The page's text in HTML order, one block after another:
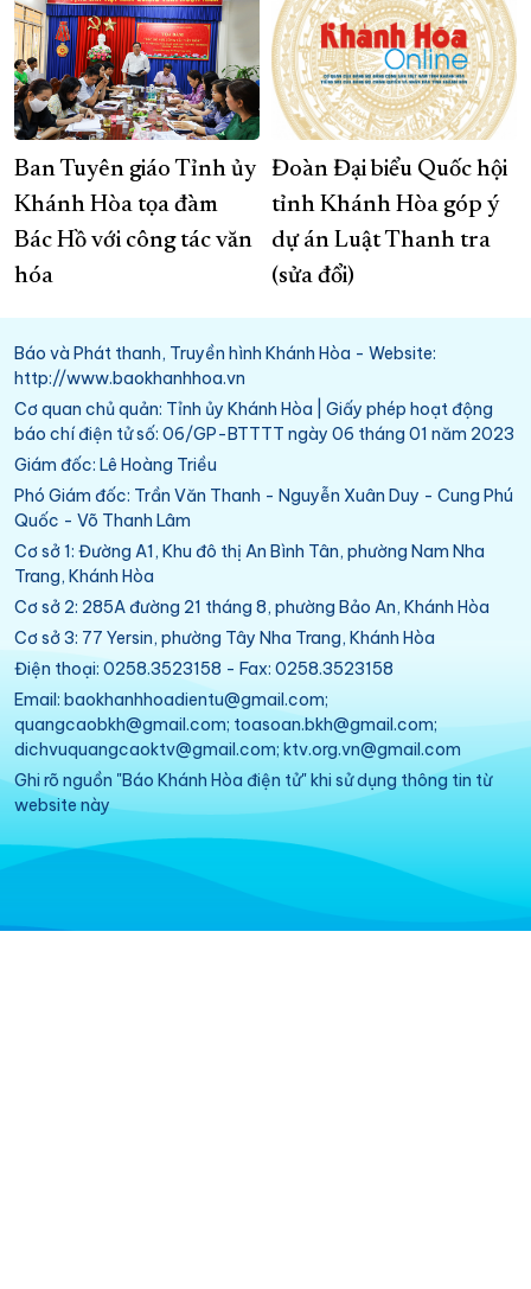
Ban Tuyên giáo Tỉnh ủy
Khánh Hòa tọa đàm
Bác Hồ với công tác văn
hóa
Đoàn Đại biểu Quốc hội
tỉnh Khánh Hòa góp ý
dự án Luật Thanh tra
(sửa đổi)
Báo và Phát thanh, Truyền hình Khánh Hòa - Website:
http://www.baokhanhhoa.vn
Cơ quan chủ quản: Tỉnh ủy Khánh Hòa | Giấy phép hoạt động
báo chí điện tử số: 06/GP-BTTTT ngày 06 tháng 01 năm 2023
Giám đốc: Lê Hoàng Triều
Phó Giám đốc: Trần Văn Thanh - Nguyễn Xuân Duy - Cung Phú
Quốc - Võ Thanh Lâm
Cơ sở 1: Đường A1, Khu đô thị An Bình Tân, phường Nam Nha
Trang, Khánh Hòa
Cơ sở 2: 285A đường 21 tháng 8, phường Bảo An, Khánh Hòa
Cơ sở 3: 77 Yersin, phường Tây Nha Trang, Khánh Hòa
Điện thoại: 0258.3523158 - Fax: 0258.3523158
Email: baokhanhhoadientu@gmail.com;
quangcaobkh@gmail.com; toasoan.bkh@gmail.com;
dichvuquangcaoktv@gmail.com; ktv.org.vn@gmail.com
Ghi rõ nguồn "Báo Khánh Hòa điện tử" khi sử dụng thông tin từ
website này